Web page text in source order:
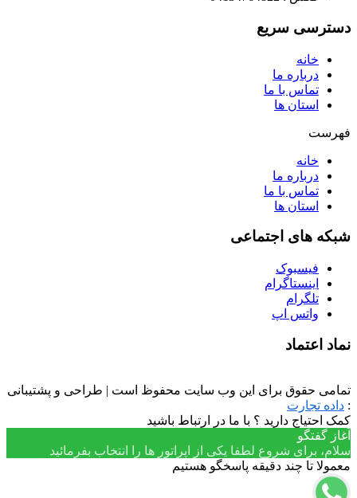
دسترسی سریع
خانه
درباره ما
تماس با ما
استان ها
فهرست
خانه
درباره ما
تماس با ما
استان ها
شبکه های اجتماعی
فیسبوک
اینستاگرام
تلگرام
واتس اپ
نماد اعتماد
تمامی حقوق برای این وب سایت محفوظ است | طراحی و پشتیبانی
: داده تجارت
کمک احتیاج دارید ؟ با ما در ارتباط باشید
آغاز گفتگو
سلام، برای شروع لطفا یکی از اپراتور ها را انتخاب بفرمائید
معمولا تا چند دقیقه پاسخگو هستیم